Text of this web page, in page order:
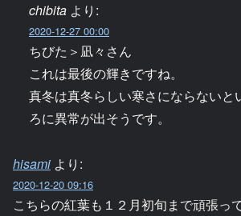
chibita より:
2020-12-27 00:00
ちびた＞凪々さん
これは最後の輝きですね。
真冬は真冬らしい寒さにならないと
ろに異常が出そうです。
hisami より:
2020-12-20 09:16
こちらの紅葉も１２月初旬まで頑張っ